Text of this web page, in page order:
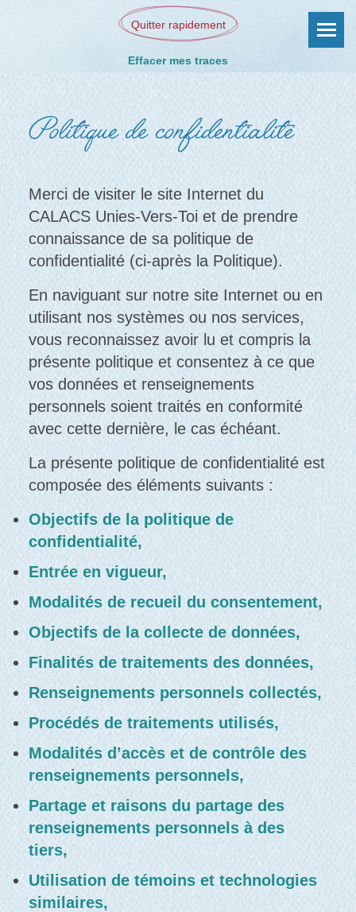
Quitter rapidement
Effacer mes traces
Politique de confidentialité
Merci de visiter le site Internet du
CALACS Unies-Vers-Toi et de prendre
connaissance de sa politique de
confidentialité (ci-après la Politique).
En naviguant sur notre site Internet ou en
utilisant nos systèmes ou nos services,
vous reconnaissez avoir lu et compris la
présente politique et consentez à ce que
vos données et renseignements
personnels soient traités en conformité
avec cette dernière, le cas échéant.
La présente politique de confidentialité est
composée des éléments suivants :
Objectifs de la politique de
confidentialité,
Entrée en vigueur,
Modalités de recueil du consentement,
Objectifs de la collecte de données,
Finalités de traitements des données,
Renseignements personnels collectés,
Procédés de traitements utilisés,
Modalités d’accès et de contrôle des
renseignements personnels,
Partage et raisons du partage des
renseignements personnels à des
tiers,
Utilisation de témoins et technologies
similaires,